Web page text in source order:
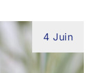
4 Juin